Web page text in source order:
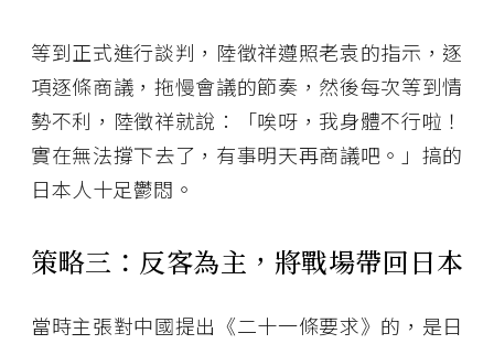
等到正式進行談判，陸徵祥遵照老袁的指示，逐
項逐條商議，拖慢會議的節奏，然後每次等到情
勢不利，陸徵祥就說：「唉呀，我身體不行啦！
實在無法撐下去了，有事明天再商議吧。」搞的
日本人十足鬱悶。
策略三：反客為主，將戰場帶回日本
當時主張對中國提出《二十一條要求》的，是日